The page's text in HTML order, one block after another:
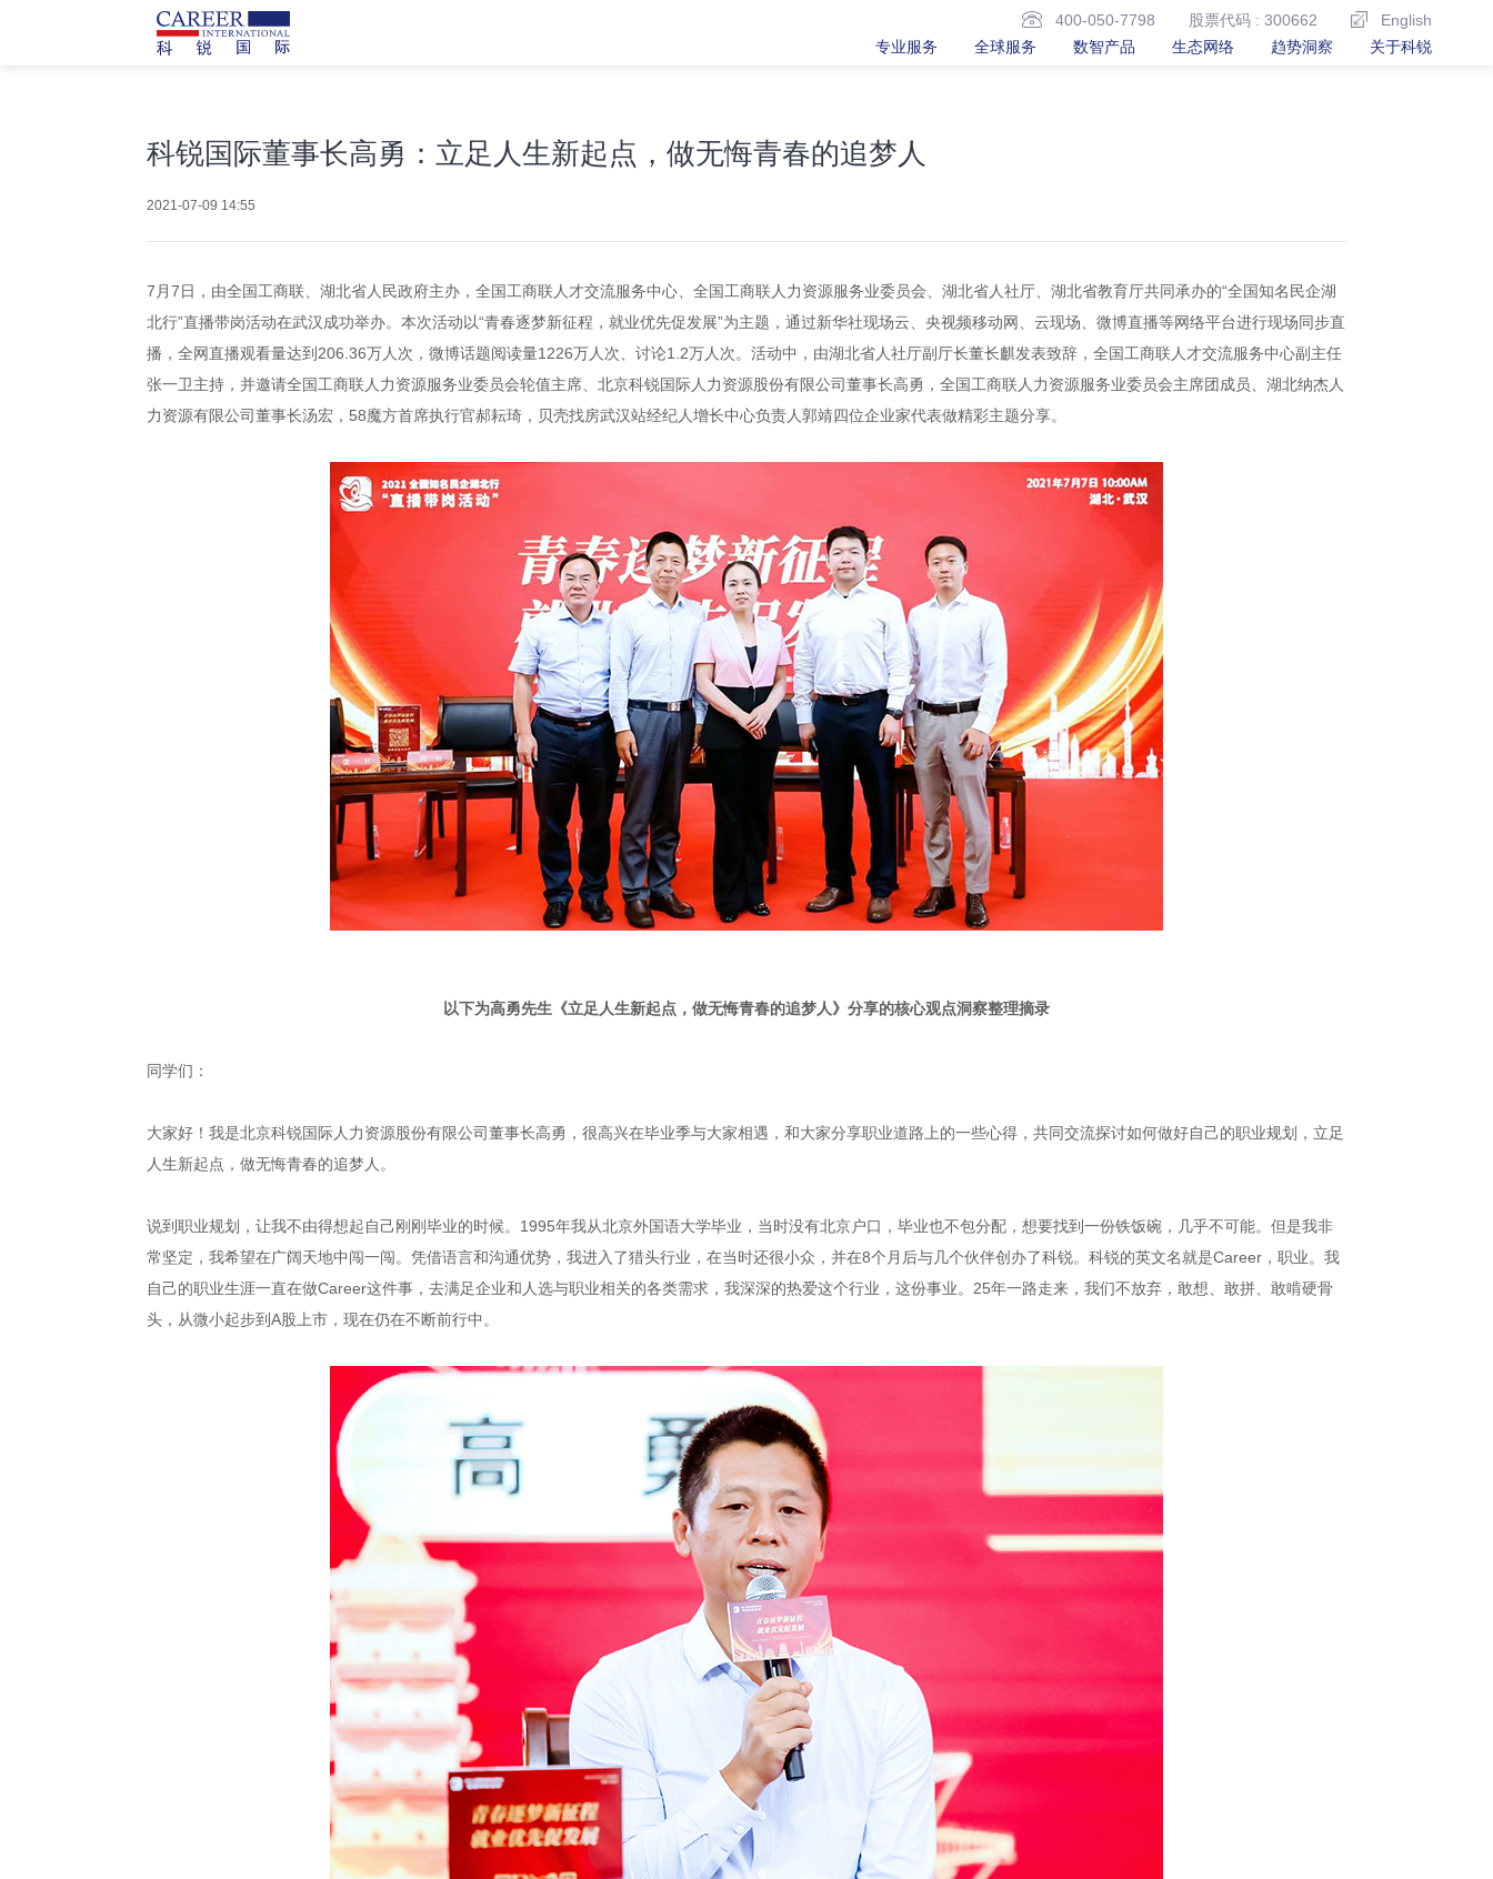
400-050-7798 股票代码 : 300662
English
专业服务
全球服务 数智产品 生态网络 趋势洞察 关于科锐
科锐国际董事长高勇：立足人生新起点，做无悔青春的追梦人
2021-07-09 14:55
7月7日，由全国工商联、湖北省人民政府主办，全国工商联人才交流服务中心、全国工商联人力资源服务业委员会、湖北省人社厅、湖北省教育厅共同承办的“全国知名民企湖
北行”直播带岗活动在武汉成功举办。本次活动以“青春逐梦新征程，就业优先促发展”为主题，通过新华社现场云、央视频移动网、云现场、微博直播等网络平台进行现场同步直
播，全网直播观看量达到206.36万人次，微博话题阅读量1226万人次、讨论1.2万人次。活动中，由湖北省人社厅副厅长董长麒发表致辞，全国工商联人才交流服务中心副主任
张一卫主持，并邀请全国工商联人力资源服务业委员会轮值主席、北京科锐国际人力资源股份有限公司董事长高勇，全国工商联人力资源服务业委员会主席团成员、湖北纳杰人
力资源有限公司董事长汤宏，58魔方首席执行官郝耘琦，贝壳找房武汉站经纪人增长中心负责人郭靖四位企业家代表做精彩主题分享。
以下为高勇先生《立足人生新起点，做无悔青春的追梦人》分享的核心观点洞察整理摘录
同学们：
大家好！我是北京科锐国际人力资源股份有限公司董事长高勇，很高兴在毕业季与大家相遇，和大家分享职业道路上的一些心得，共同交流探讨如何做好自己的职业规划，立足
人生新起点，做无悔青春的追梦人。
说到职业规划，让我不由得想起自己刚刚毕业的时候。1995年我从北京外国语大学毕业，当时没有北京户口，毕业也不包分配，想要找到一份铁饭碗，几乎不可能。但是我非
常坚定，我希望在广阔天地中闯一闯。凭借语言和沟通优势，我进入了猎头行业，在当时还很小众，并在8个月后与几个伙伴创办了科锐。科锐的英文名就是Career，职业。我
自己的职业生涯一直在做Career这件事，去满足企业和人选与职业相关的各类需求，我深深的热爱这个行业，这份事业。25年一路走来，我们不放弃，敢想、敢拼、敢啃硬骨
头，从微小起步到A股上市，现在仍在不断前行中。